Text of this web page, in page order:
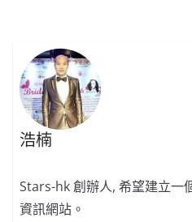
浩楠
Stars-hk 創辦人, 希望建立一
資訊網站。